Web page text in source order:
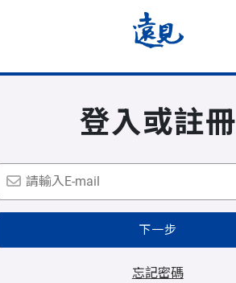
登入或註冊
下一步
忘記密碼